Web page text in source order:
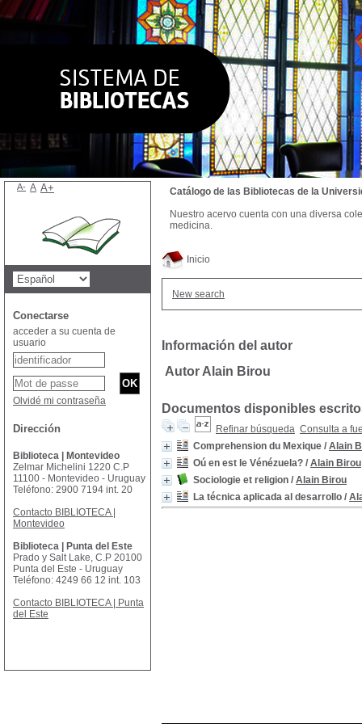
Inicio
New search
Información del autor
Autor Alain Birou
Documentos disponibles
Refinar búsqueda Consulta a
Comprehension du Mexique / Alain
Oú en est le Vénézuela? / Alain Birou
Sociologie et religion / Alain Birou
La técnica aplicada al desarrollo /
Catálogo de las Bibliotecas de la
Nuestro acervo cuenta con una diversa
medicina.
A- A A+
Conectarse
acceder a su cuenta de
usuario
Olvidé mi contraseña
Dirección
Biblioteca | Montevideo
Zelmar Michelini 1220 C.P
11100 - Montevideo - Uruguay
Teléfono: 2900 7194 int. 20
Contacto BIBLIOTECA |
Montevideo
Biblioteca | Punta del Este
Prado y Salt Lake, C.P 20100
Punta del Este - Uruguay
Teléfono: 4249 66 12 int. 103
Contacto BIBLIOTECA | Punta
del Este